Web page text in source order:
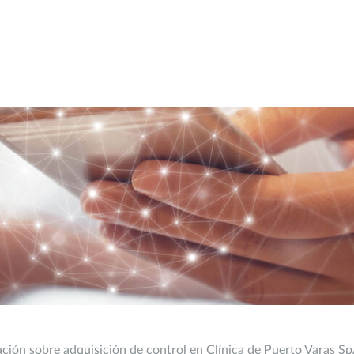
sobre adquisición de control en Clínica de Puerto Varas